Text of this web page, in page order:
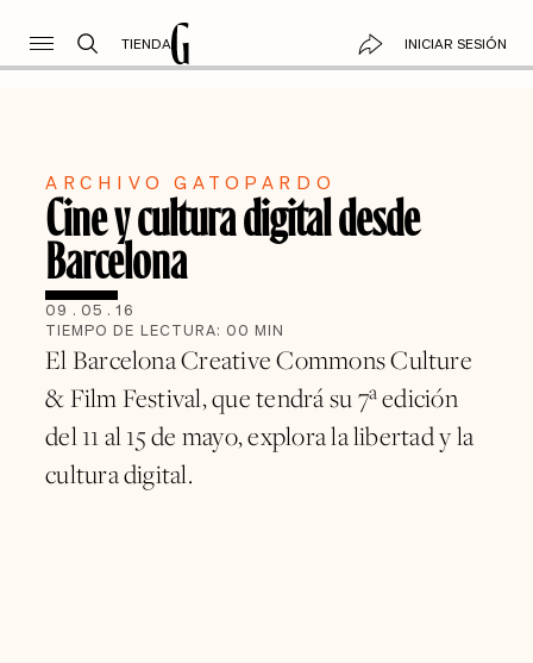
TIENDA INICIAR SESIÓN
ARCHIVO GATOPARDO
Cine y cultura digital desde
Barcelona
09 . 05 . 16
TIEMPO DE LECTURA: 00 MIN
El Barcelona Creative Commons Culture
& Film Festival, que tendrá su 7ª edición
del 11 al 15 de mayo, explora la libertad y la
cultura digital.